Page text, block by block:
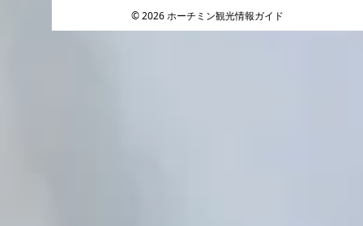
© 2026 ホーチミン観光情報ガイド